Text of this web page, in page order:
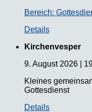
Bereich:
Details
Kirchenvesper
9. August 2026
Kleines
Gottesdienst
Details